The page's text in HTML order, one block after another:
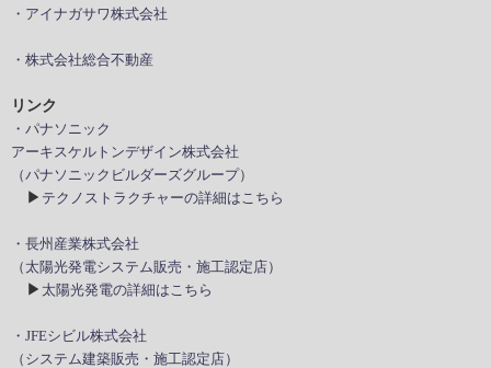
・アイナガサワ株式会社
・株式会社総合不動産
リンク
・パナソニック
アーキスケルトンデザイン株式会社
（パナソニックビルダーズグループ）
▶ テクノストラクチャーの詳細はこちら
・長州産業株式会社
（太陽光発電システム販売・施工認定店）
▶ 太陽光発電の詳細はこちら
・JFEシビル株式会社
（システム建築販売・施工認定店）